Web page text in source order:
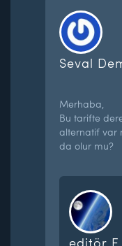
Seval
Merhaba,
Bu tarifte
alternatif var
da olur mu?
editör